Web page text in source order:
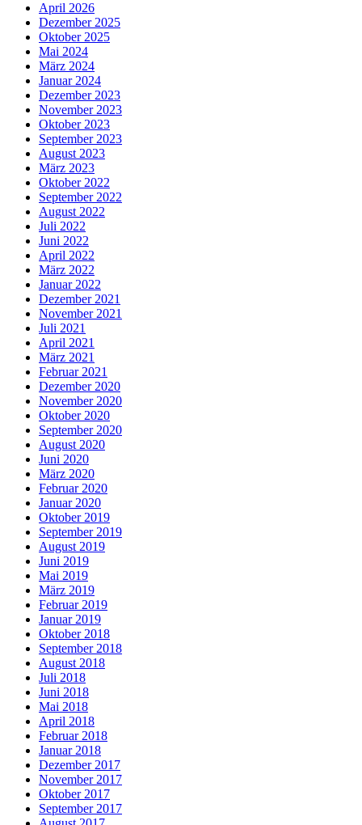
April 2026
Dezember 2025
Oktober 2025
Mai 2024
März 2024
Januar 2024
Dezember 2023
November 2023
Oktober 2023
September 2023
August 2023
März 2023
Oktober 2022
September 2022
August 2022
Juli 2022
Juni 2022
April 2022
März 2022
Januar 2022
Dezember 2021
November 2021
Juli 2021
April 2021
März 2021
Februar 2021
Dezember 2020
November 2020
Oktober 2020
September 2020
August 2020
Juni 2020
März 2020
Februar 2020
Januar 2020
Oktober 2019
September 2019
August 2019
Juni 2019
Mai 2019
März 2019
Februar 2019
Januar 2019
Oktober 2018
September 2018
August 2018
Juli 2018
Juni 2018
Mai 2018
April 2018
Februar 2018
Januar 2018
Dezember 2017
November 2017
Oktober 2017
September 2017